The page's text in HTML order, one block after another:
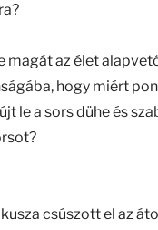
magát az élet
hogy miért
le a sors dühe és
csúszott el az